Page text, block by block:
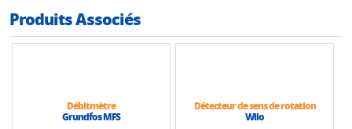
Produits Associés
Débitmètre
Grundfos MFS
Détecteur de sens de rotation
Wilo